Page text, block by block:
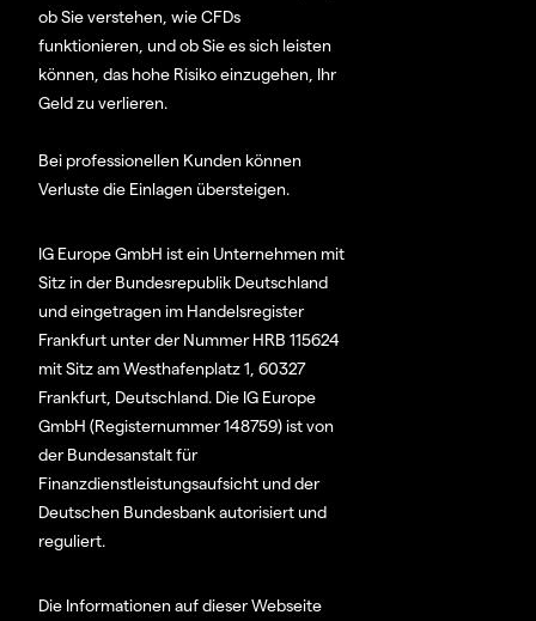
ob Sie verstehen, wie CFDs
funktionieren, und ob Sie es sich leisten
können, das hohe Risiko einzugehen, Ihr
Geld zu verlieren.
Bei professionellen Kunden können
Verluste die Einlagen übersteigen.
IG Europe GmbH ist ein Unternehmen mit
Sitz in der Bundesrepublik Deutschland
und eingetragen im Handelsregister
Frankfurt unter der Nummer HRB 115624
mit Sitz am Westhafenplatz 1, 60327
Frankfurt, Deutschland. Die IG Europe
GmbH (Registernummer 148759) ist von
der Bundesanstalt für
Finanzdienstleistungsaufsicht und der
Deutschen Bundesbank autorisiert und
reguliert.
Die Informationen auf dieser Webseite